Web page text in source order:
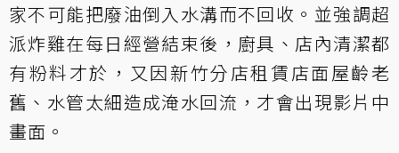
家不可能把廢油倒入水溝而不回收。並強調超
派炸雞在每日經營結束後，廚具、店內清潔都
有粉料才於，又因新竹分店租賃店面屋齡老
舊、水管太細造成淹水回流，才會出現影片中
畫面。